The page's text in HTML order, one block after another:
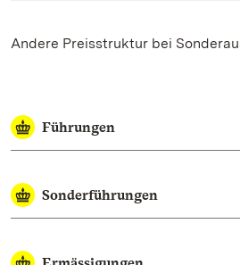
Andere Preisstruktur bei
Führungen
Sonderführungen